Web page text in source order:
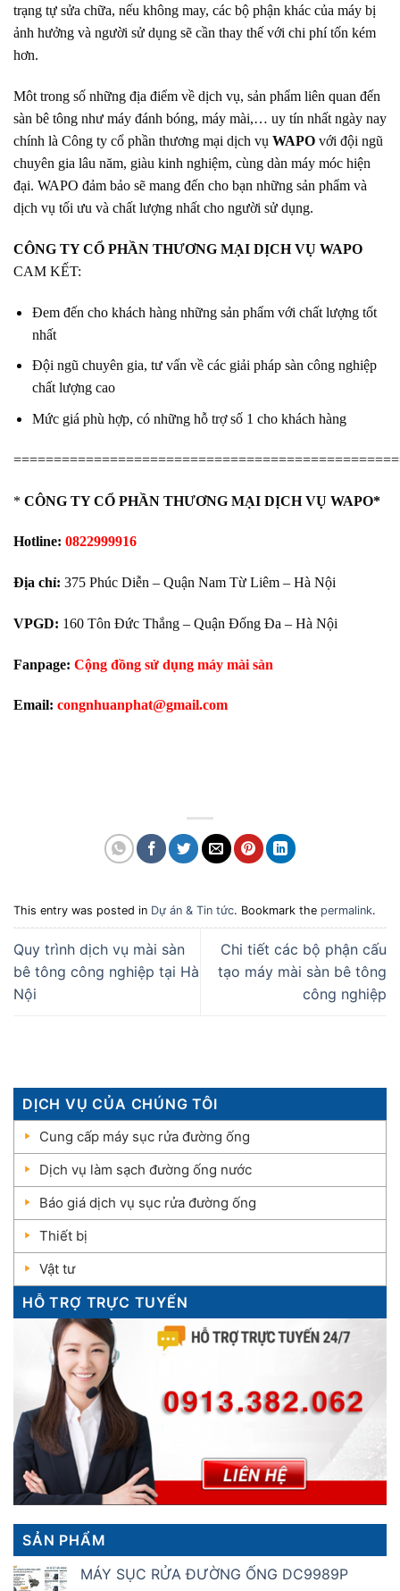
trạng tự sửa chữa, nếu không may, các bộ phận khác của máy bị
ảnh hưởng và người sử dụng sẽ cần thay thế với chi phí tốn kém
hơn.
Môt trong số những địa điểm về dịch vụ, sản phẩm liên quan đến
sàn bê tông như máy đánh bóng, máy mài,… uy tín nhất ngày nay
chính là Công ty cổ phần thương mại dịch vụ WAPO với đội ngũ
chuyên gia lâu năm, giàu kinh nghiệm, cùng dàn máy móc hiện
đại. WAPO đảm bảo sẽ mang đến cho bạn những sản phẩm và
dịch vụ tối ưu và chất lượng nhất cho người sử dụng.
CÔNG TY CỔ PHẦN THƯƠNG MẠI DỊCH VỤ WAPO
CAM KẾT:
Đem đến cho khách hàng những sản phẩm với chất lượng tốt
nhất
Đội ngũ chuyên gia, tư vấn về các giải pháp sàn công nghiệp
chất lượng cao
Mức giá phù hợp, có những hỗ trợ số 1 cho khách hàng
* CÔNG TY CỔ PHẦN THƯƠNG MẠI DỊCH VỤ WAPO*
Hotline: 0822999916
Địa chỉ: 375 Phúc Diễn – Quận Nam Từ Liêm – Hà Nội
VPGD: 160 Tôn Đức Thắng – Quận Đống Đa – Hà Nội
Fanpage: Cộng đồng sử dụng máy mài sàn
Email: congnhuanphat@gmail.com
This entry was posted in Dự án & Tin tức. Bookmark the permalink.
Quy trình dịch vụ mài sàn
bê tông công nghiệp tại Hà
Nội
Chi tiết các bộ phận cấu
tạo máy mài sàn bê tông
công nghiệp
DỊCH VỤ CỦA CHÚNG TÔI
Cung cấp máy sục rửa đường ống
Dịch vụ làm sạch đường ống nước
Báo giá dịch vụ sục rửa đường ống
Thiết bị
Vật tư
HỖ TRỢ TRỰC TUYẾN
SẢN PHẨM
MÁY SỤC RỬA ĐƯỜNG ỐNG DC9989P